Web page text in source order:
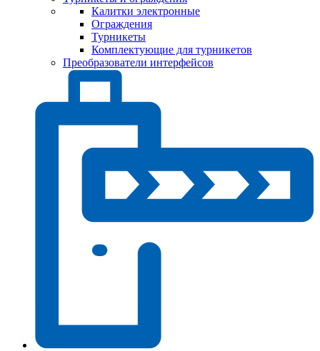
Калитки электронные
Ограждения
Турникеты
Комплектующие для турникетов
Преобразователи интерфейсов